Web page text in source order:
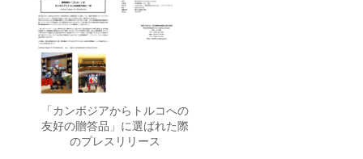
「カンボジアからトルコへの
友好の贈答品」に選ばれた際
のプレスリリース